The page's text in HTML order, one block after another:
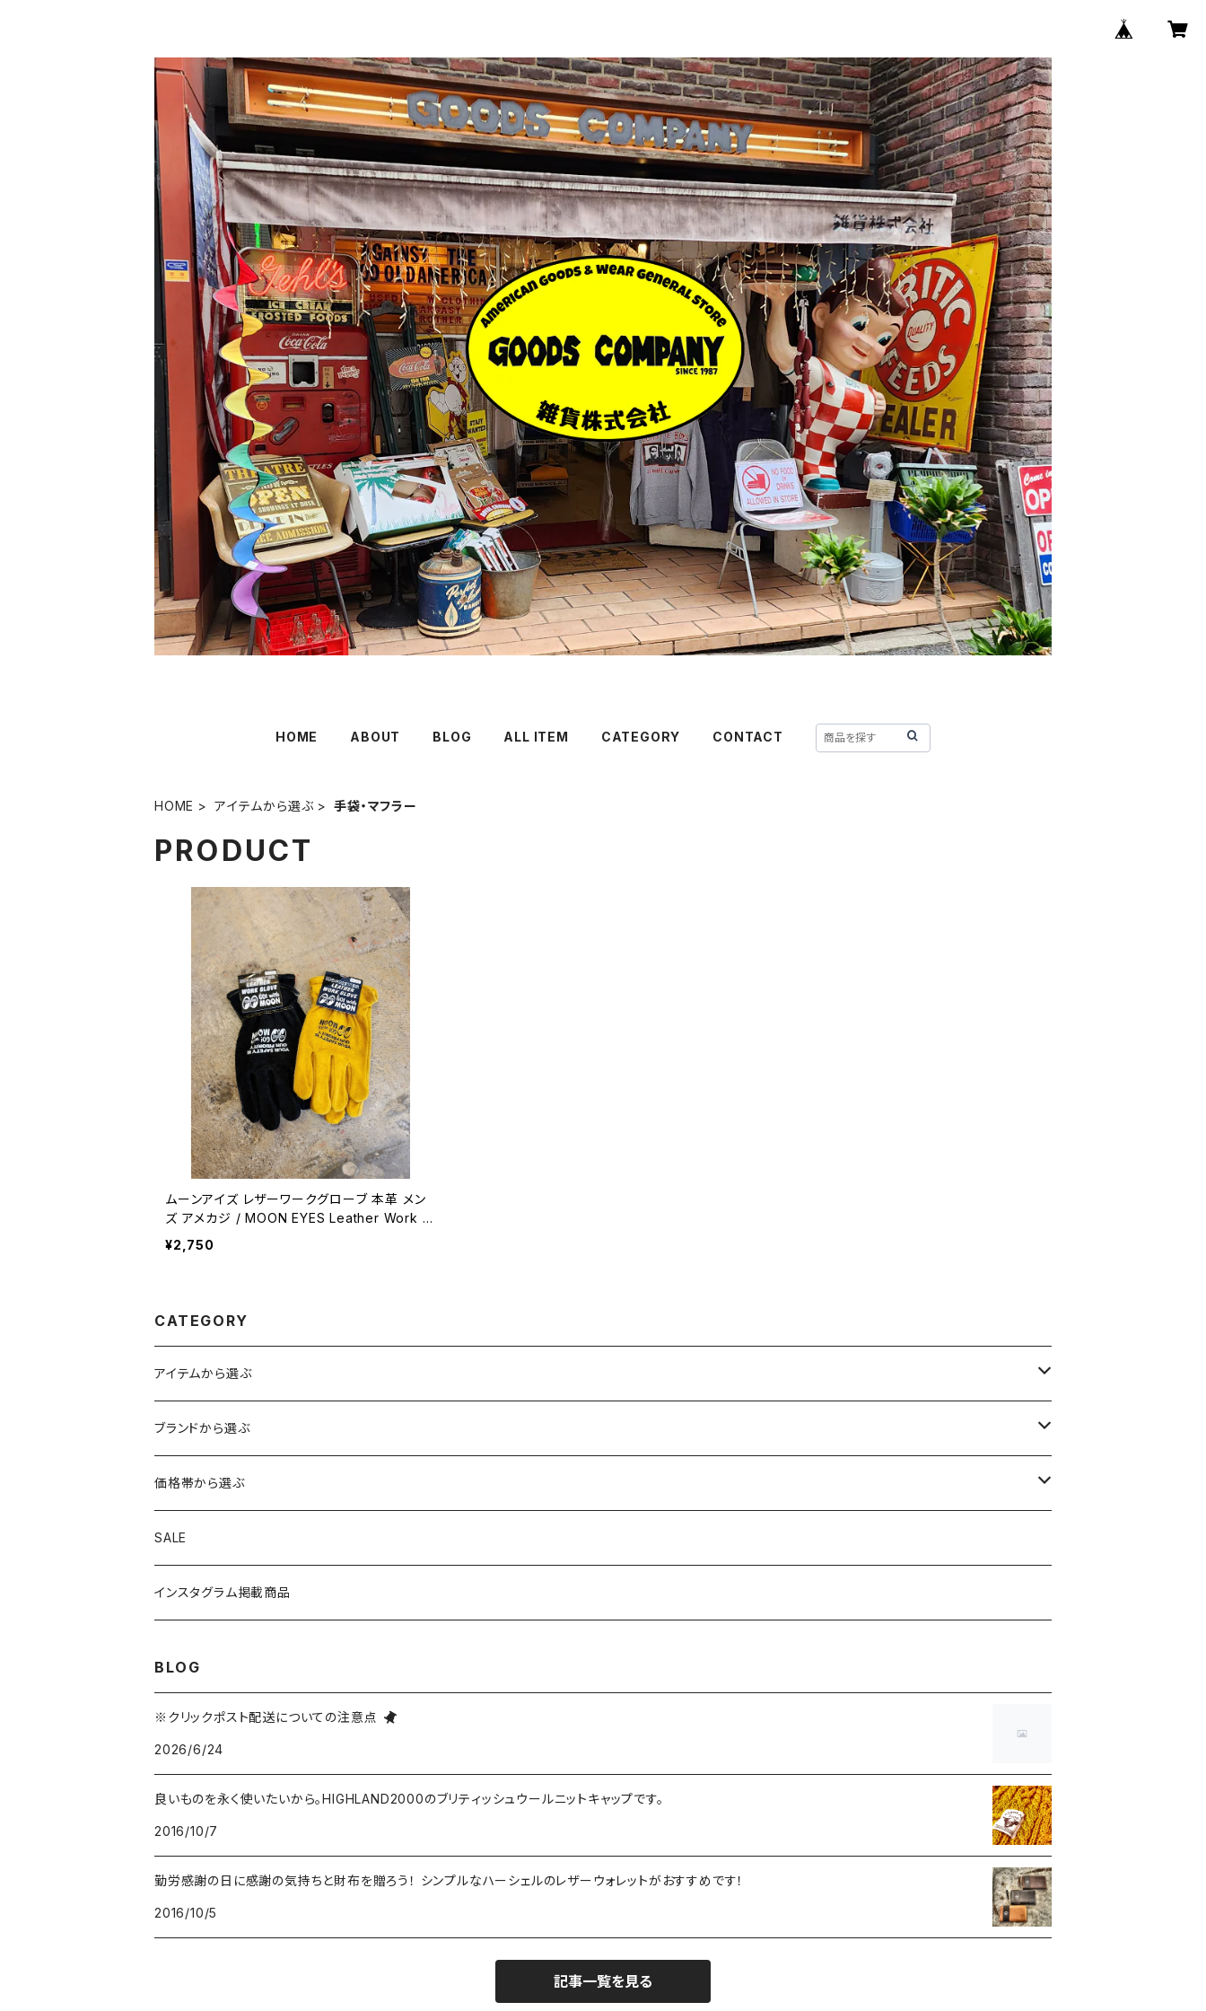
HOME ABOUT BLOG ALL ITEM CATEGORY CONTACT
HOME アイテムから選ぶ 手袋・マフラー
PRODUCT
ムーンアイズ レザーワークグローブ 本革 メン
ズ アメカジ / MOON EYES Leather Work Gl
ove genuine leather work glove for men
american casual 【A093】
¥2,750
CATEGORY
アイテムから選ぶ
トップス
アウター
シャツ
ボトムス
ショートパンツ
ロングパンツ
帽子
キャップ
ハット
手袋・マフラー
トートバッグ
ショルダーバッグ
バックパック
ウエストバッグ
財布・カードケース
食器
コースター
照明
腕時計
ブランドから選ぶ
HIROSHIMA CITY/ヒロシマシティ
MYSTERY RANCH/ミステリーランチ
THE NORTH FACE/ノースフェイス
RAT FINK/ラットフィンク
Coca-Cola/コカ・コーラ
POLER OUTDOOR STUFF/ポーラー
価格帯から選ぶ
1～999円
1,000～1,999円
5,000～9,999円
10,000円～
SALE
インスタグラム掲載商品
BLOG
※クリックポスト配送についての注意点
2026/6/24
良いものを永く使いたいから。HIGHLAND2000のブリティッシュウールニットキャップです。
2016/10/7
勤労感謝の日に感謝の気持ちと財布を贈ろう！ シンプルなハーシェルのレザーウォレットがおすすめです！
2016/10/5
記事一覧を見る